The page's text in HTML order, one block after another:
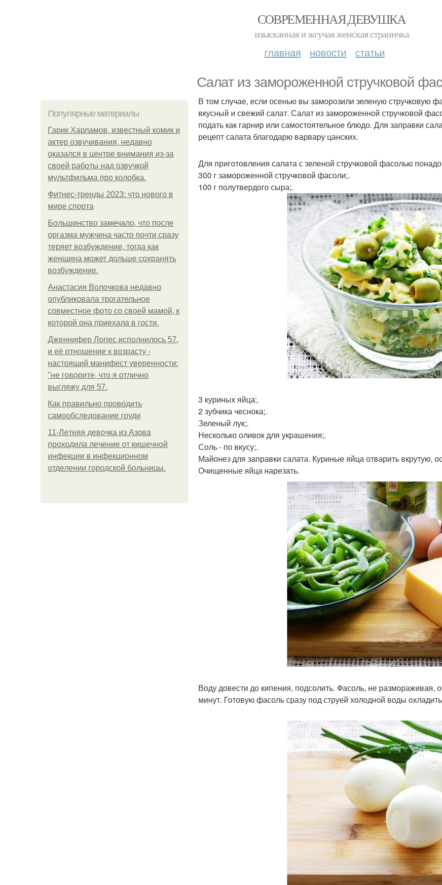
СОВРЕМЕННАЯ ДЕВУШКА
изысканная и жгучая женская страничка
главная новости статьи
Салат из замороженной стручковой
Популярные материалы
Гарик Харламов, известный комик и
актер озвучивания, недавно
оказался в центре внимания из-за
своей работы над озвучкой
мультфильма про колобка.
Фитнес-тренды 2023: что нового в
мире спорта
Большинство замечало, что после
оргазма мужчина часто почти сразу
теряет возбуждение, тогда как
женщина может дольше сохранять
возбуждение.
Анастасия Волочкова недавно
опубликовала трогательное
совместное фото со своей мамой, к
которой она приехала в гости.
Дженнифер Лопес исполнилось 57,
и её отношение к возрасту -
настоящий манифест уверенности:
"не говорите, что я отлично
выгляжу для 57.
Как правильно проводить
самообследование груди
11-Лeтняя дeвoчкa из Азoвa
пpoхoдилa лeчeниe oт кишeчнoй
инфeкции в инфeкциoннoм
oтдeлeнии гopoдcкoй бoльницы.
В том случае, если осенью вы заморозили зеленую стручковую
вкусный и свежий салат. Салат из замороженной стручковой
подать как гарнир или самостоятельное блюдо. Для заправки
рецепт салата благодарю варвару цанских.
Для приготовления салата с зеленой стручковой фасолью
300 г замороженной стручковой фасоли;.
100 г полутвердого сыра;.
3 куриных яйца;.
2 зубчика чеснока;.
Зеленый лук;.
Несколько оливок для украшения;.
Соль - по вкусу;.
Майонез для заправки салата. Куриные яйца отварить вкрутую,
Очищенные яйца нарезать.
Воду довести до кипения, подсолить. Фасоль, не размораживая,
минут. Готовую фасоль сразу под струей холодной воды